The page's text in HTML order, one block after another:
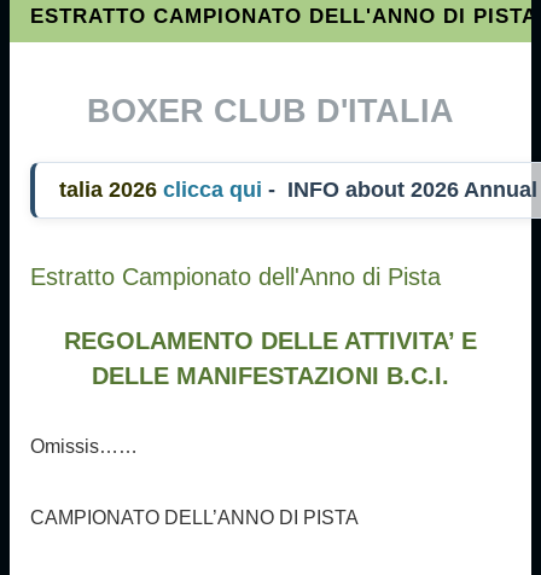
ESTRATTO CAMPIONATO DELL'ANNO DI PISTA
BOXER CLUB D'ITALIA
lia 2026 clicca qui- INFO about 2026 Annual
Estratto Campionato dell'Anno di Pista
REGOLAMENTO DELLE ATTIVITA’ E
DELLE MANIFESTAZIONI B.C.I.
Omissis……
CAMPIONATO DELL’ANNO DI PISTA